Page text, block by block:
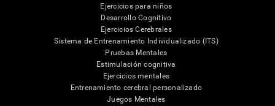
Ejercicios para niños
Desarrollo Cognitivo
Ejercicios Cerebrales
Sistema de Entrenamiento Individualizado (ITS)
Pruebas Mentales
Estimulación cognitiva
Ejercicios mentales
Entrenamiento cerebral personalizado
Juegos Mentales